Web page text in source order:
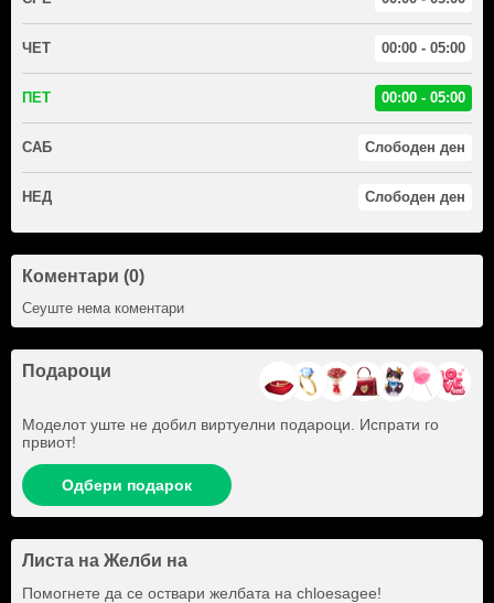
ЧЕТ 00:00 - 05:00
ПЕТ 00:00 - 05:00
САБ Слободен ден
НЕД Слободен ден
Коментари (0)
Сеуште нема коментари
Подароци
Моделот уште не добил виртуелни подароци. Испрати го
првиот!
Одбери подарок
Листа на Желби на
Помогнете да се оствари желбата на chloesagee!